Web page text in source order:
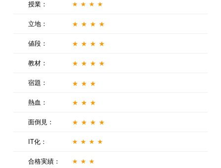
授業： ★★★★
立地： ★★★★
値段： ★★★★
教材： ★★★★
宿題： ★★★
熱血： ★★★
面倒見： ★★★★
IT化： ★★★★
合格実績： ★★★